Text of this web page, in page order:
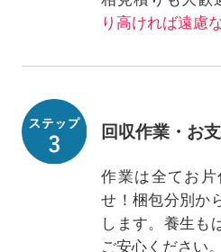
り高ければ遠慮
回収作業・お
作業は全てお
せ！梱包分別か
します。養生も
ご安心ください。